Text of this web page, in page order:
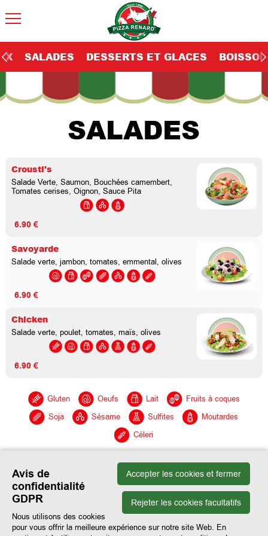
SALADES DESSERTS ET GLACES
SALADES
Crousti's
Salade Verte, Saumon, Bouchées camembert,
Tomates cerises, Oignon, Sauce Pita
6.90 €
Savoyarde
Salade verte, jambon, tomates, emmental, olives
6.90 €
Chicken
Salade verte, poulet, tomates, maïs, olives
6.90 €
Gluten Oeufs Lait
Fruits à coques
Soja
Sésame Sulfites
Moutardes
Céleri
Accepter les cookies et fermer
Rejeter les cookies facultatifs
Avis de
confidentialité
GDPR
Nous utilisons des cookies
pour vous offrir la meilleure expérience sur notre site Web. En